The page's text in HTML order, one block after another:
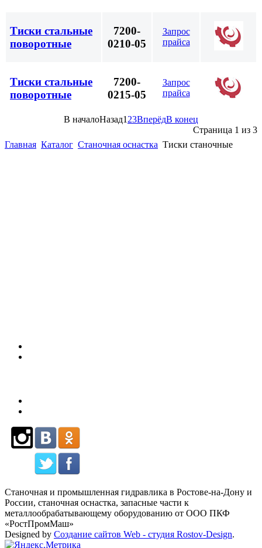
Тиски стальные
поворотные
7200-
0210-05
Запрос
прайса
Тиски стальные
поворотные
7200-
0215-05
Запрос
прайса
В началоНазад123ВперёдВ конец
Страница 1 из 3
Главная Каталог Станочная оснастка Тиски станочные
Станочная и промышленная гидравлика в Ростове-на-Дону и
России, станочная оснастка, запасные части к
металлообрабатывающему оборудованию от ООО ПКФ
«РостПромМаш»
Designed by Создание сайтов Web - студия Rostov-Design.